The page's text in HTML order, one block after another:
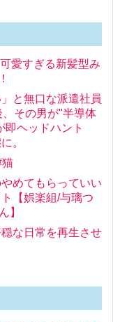
愛すぎる新髪型み
と無口な派遣社員
その男が"半導体
ヘッドハント
。
猫
めてもらっていい
【娯楽組/与璃つ
】
な日常を再生させ